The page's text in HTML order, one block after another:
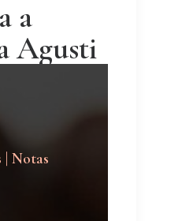
a
Agusti
Notas